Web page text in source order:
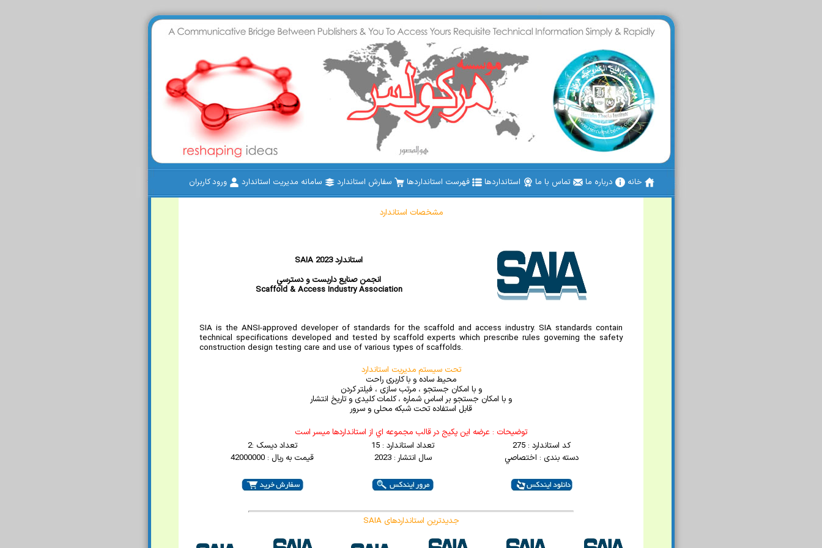
خانه درباره ما تماس با ما استانداردها فهرست استانداردها سفارش استاندارد سامانه مدیریت استاندارد ورود کاربران
مشخصات استاندارد
SAIA 2023 استاندارد
انجمن صنايع داربست و دسترسي
Scaffold & Access Industry Association
SIA is the ANSI-approved developer of standards for the scaffold and access industry. SIA standards contain
technical specifications developed and tested by scaffold experts which prescribe rules governing the safety
construction design testing care and use of various types of scaffolds.
تحت سیستم مدیریت استاندارد
محیط ساده و با کاربری راحت
و با امکان جستجو ، مرتب سازی ، فیلتر کردن
و با امکان جستجو بر اساس شماره ، کلمات کلیدی و تاریخ انتشار
قابل استفاده تحت شبکه محلی و سرور
توضيحات : عرضه اين پکيج در قالب مجموعه اي از استانداردها ميسر است
تعداد دیسک :2
تعداد استاندارد : 15
کد استاندارد : 275
قیمت به ریال : 42000000
سال انتشار : 2023 دسته بندی : اختصاصي
SAIA جدیدترین استانداردهای